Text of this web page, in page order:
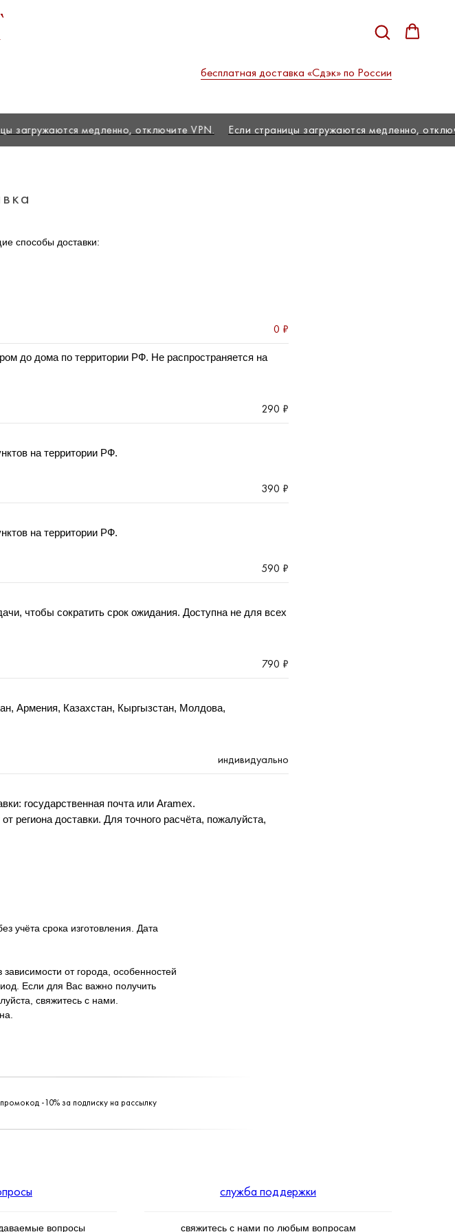
бесплатная доставка «Сдэк» по России
медленно, отключите VPN. Если страницы загружаются медленно,
способы доставки:
0 ₽
до дома по территории РФ. Не распространяется на
290 ₽
на территории РФ.
390 ₽
на территории РФ.
590 ₽
чтобы сократить срок ожидания. Доступна не для всех
790 ₽
Армения, Казахстан, Кыргызстан, Молдова,
индивидуально
государственная почта или Aramex.
региона доставки. Для точного расчёта, пожалуйста,
учёта срока изготовления. Дата
от города, особенностей
Если для Вас важно получить
свяжитесь с нами.
-10% за подписку на рассылку
вопросы
служба поддержки
свяжитесь с нами по любым вопросам